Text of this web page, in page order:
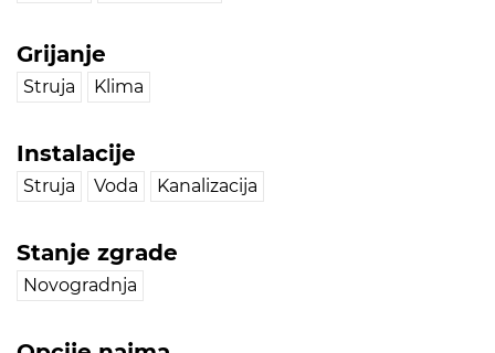
Grijanje
Struja Klima
Instalacije
Struja Voda Kanalizacija
Stanje zgrade
Novogradnja